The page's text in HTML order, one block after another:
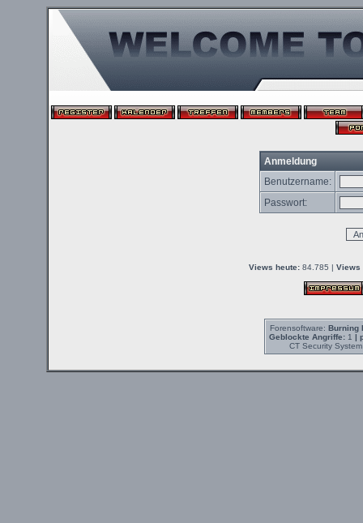
Anmeldung
Benutzername:
Passwort:
Views heute: 84.785 | Views
Forensoftware: Burning
Geblockte Angriffe:1 |
CT Security